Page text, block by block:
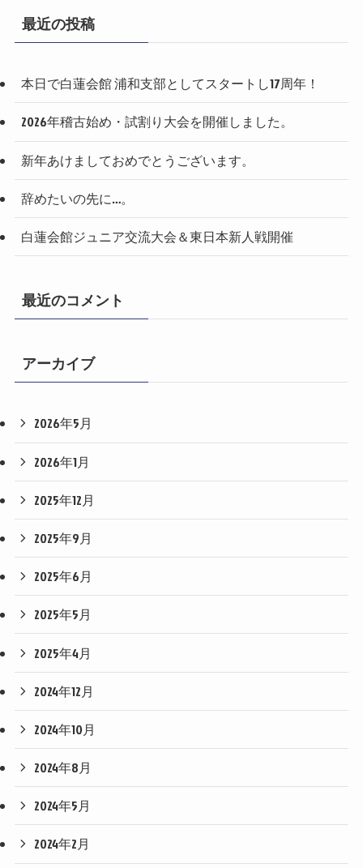
最近の投稿
本日で白蓮会館 浦和支部としてスタートし17周年！
2026年稽古始め・試割り大会を開催しました。
新年あけましておめでとうございます。
辞めたいの先に…。
白蓮会館ジュニア交流大会＆東日本新人戦開催
最近のコメント
アーカイブ
2026年5月
2026年1月
2025年12月
2025年9月
2025年6月
2025年5月
2025年4月
2024年12月
2024年10月
2024年8月
2024年5月
2024年2月